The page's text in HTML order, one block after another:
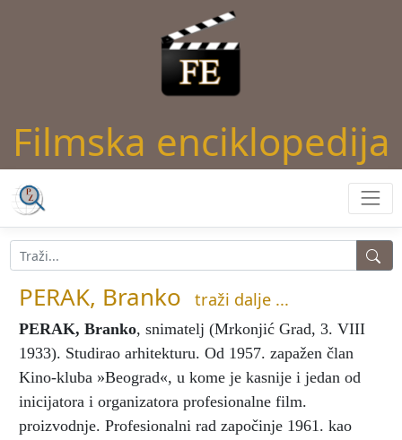
Filmska enciklopedija
PERAK, Branko traži dalje ...
PERAK, Branko, snimatelj (Mrkonjić Grad, 3. VIII
1933). Studirao arhitekturu. Od 1957. zapažen član
Kino-kluba »Beograd«, u kome je kasnije i jedan od
inicijatora i organizatora profesionalne film.
proizvodnje. Profesionalni rad započinje 1961. kao